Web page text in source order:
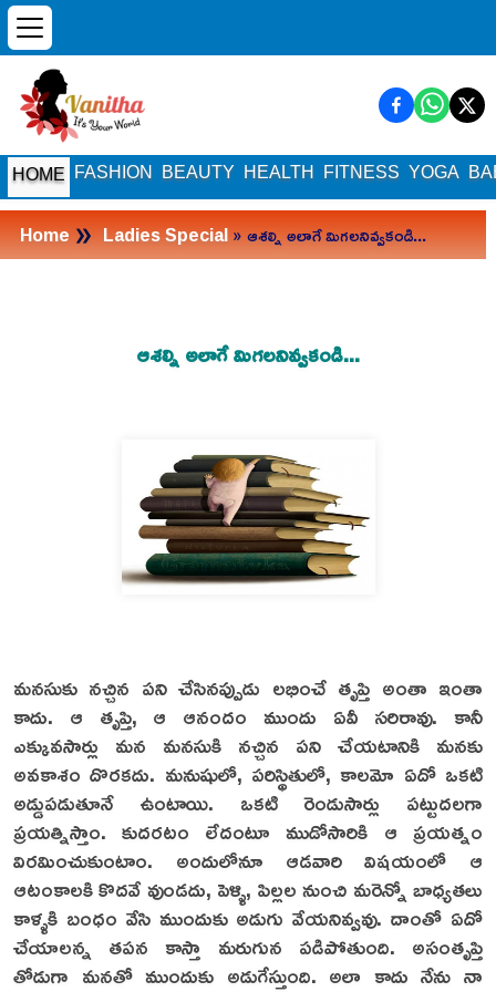
HOME FASHION BEAUTY HEALTH FITNESS YOGA
Home» Ladies Special» ఆశల్ని అలాగే మిగలనివ్వకండి...
ఆశల్ని అలాగే మిగలనివ్వకండి...
మనసుకు నచ్చిన పని చేసినప్పుడు లభించే తృప్తి అంతా ఇంతా
కాదు. ఆ తృప్తి, ఆ ఆనందం ముందు ఏవీ సరిరావు. కానీ
ఎక్కువసార్లు మన మనసుకి నచ్చిన పని చేయటానికి మనకు
అవకాశం దొరకదు. మనుషులో, పరిస్థితులో, కాలమో ఏదో ఒకటి
అడ్డుపడుతూనే ఉంటాయి. ఒకటి రెండుసార్లు పట్టుదలగా
ప్రయత్నిస్తాం. కుదరటం లేదంటూ ముడోసారికి ఆ ప్రయత్నం
విరమించుకుంటాం. అందులోనూ ఆడవారి విషయంలో ఆ
ఆటంకాలకి కొదవే వుండదు, పెళ్ళి, పిల్లల నుంచి మరెన్నో బాధ్యతలు
కాళ్ళకి బంధం వేసి ముందుకు అడుగు వేయనివ్వవు. దాంతో ఏదో
చేయాలన్న తపన కాస్తా మరుగున పడిపోతుంది. అసంతృప్తి
తోడుగా మనతో ముందుకు అడుగేస్తుంది. అలా కాదు నేను నా